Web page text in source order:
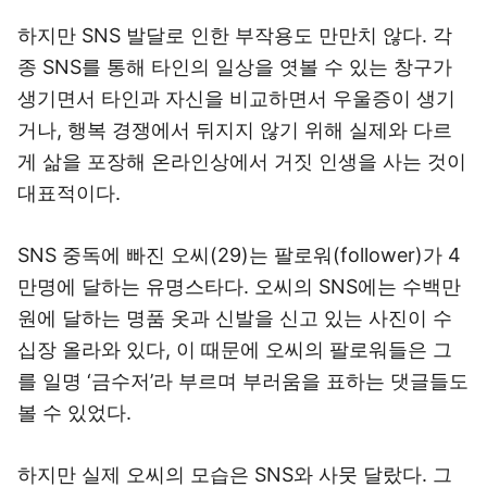
하지만 SNS 발달로 인한 부작용도 만만치 않다. 각
종 SNS를 통해 타인의 일상을 엿볼 수 있는 창구가
생기면서 타인과 자신을 비교하면서 우울증이 생기
거나, 행복 경쟁에서 뒤지지 않기 위해 실제와 다르
게 삶을 포장해 온라인상에서 거짓 인생을 사는 것이
대표적이다.
SNS 중독에 빠진 오씨(29)는 팔로워(follower)가 4
만명에 달하는 유명스타다. 오씨의 SNS에는 수백만
원에 달하는 명품 옷과 신발을 신고 있는 사진이 수
십장 올라와 있다, 이 때문에 오씨의 팔로워들은 그
를 일명 ‘금수저’라 부르며 부러움을 표하는 댓글들도
볼 수 있었다.
하지만 실제 오씨의 모습은 SNS와 사뭇 달랐다. 그